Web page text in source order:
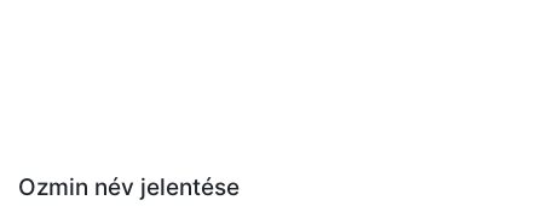
Ozmin név jelentése